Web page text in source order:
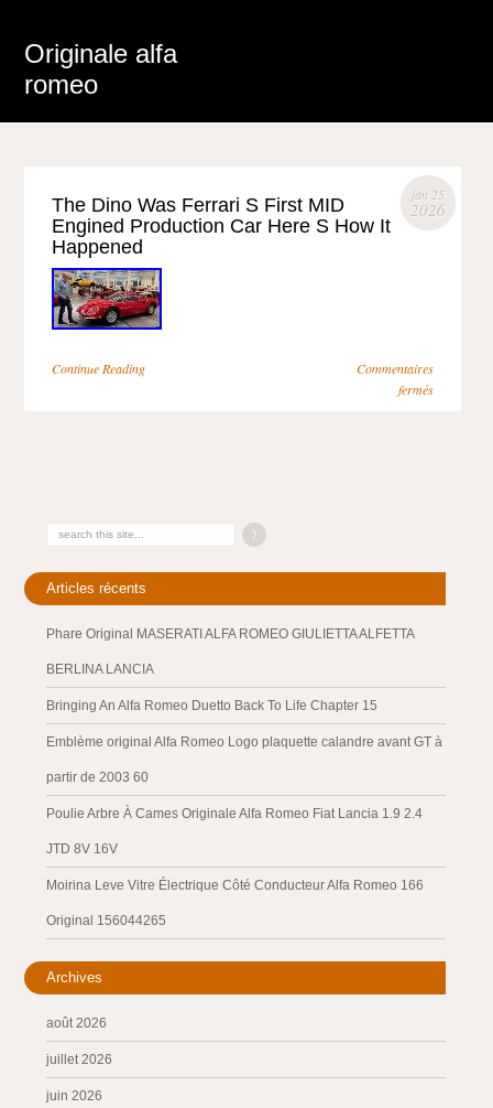
Originale alfa
romeo
jan 25
2026
The Dino Was Ferrari S First MID
Engined Production Car Here S How It
Happened
Continue Reading
Commentaires
fermés
Articles récents
Phare Original MASERATI ALFA ROMEO GIULIETTA ALFETTA
BERLINA LANCIA
Bringing An Alfa Romeo Duetto Back To Life Chapter 15
Emblème original Alfa Romeo Logo plaquette calandre avant GT à
partir de 2003 60
Poulie Arbre À Cames Originale Alfa Romeo Fiat Lancia 1.9 2.4
JTD 8V 16V
Moirina Leve Vitre Électrique Côté Conducteur Alfa Romeo 166
Original 156044265
Archives
août 2026
juillet 2026
juin 2026